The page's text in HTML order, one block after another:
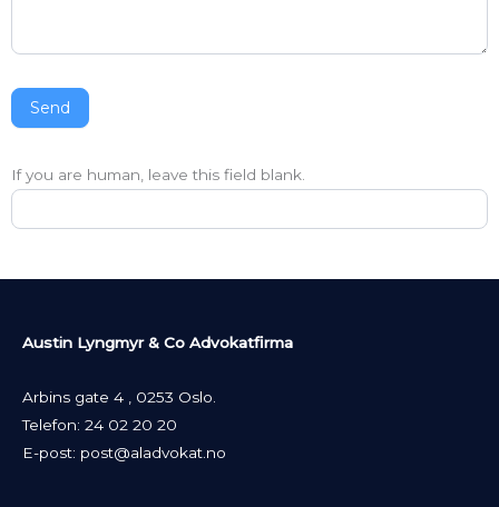
Send
If you are human, leave this field blank.
Austin Lyngmyr & Co Advokatfirma
Arbins gate 4 , 0253 Oslo.
Telefon: 24 02 20 20
E-post: post@aladvokat.no